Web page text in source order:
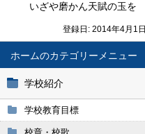
ホーム
学校紹介
学校教育目標
いざや磨かん天賦の玉を
登録日: 2014年4月1日